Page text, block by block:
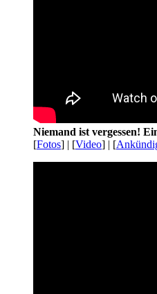
Niemand ist vergessen!
[Fotos] | [Video] | [